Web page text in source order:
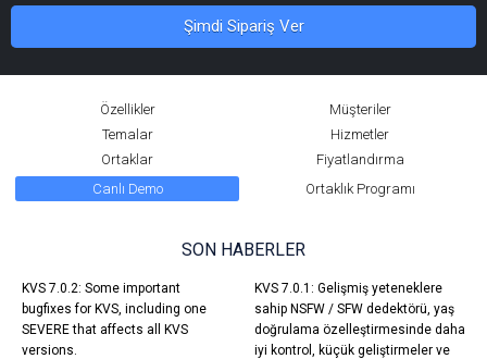
Şimdi Sipariş Ver
Özellikler
Müşteriler
Temalar
Hizmetler
Ortaklar
Fiyatlandırma
Canlı Demo
Ortaklık Programı
SON HABERLER
KVS 7.0.2: Some important
bugfixes for KVS, including one
SEVERE that affects all KVS
versions.
KVS 7.0.1: Gelişmiş yeteneklere
sahip NSFW / SFW dedektörü, yaş
doğrulama özelleştirmesinde daha
iyi kontrol, küçük geliştirmeler ve